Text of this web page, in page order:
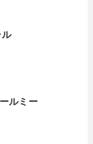
ルミー